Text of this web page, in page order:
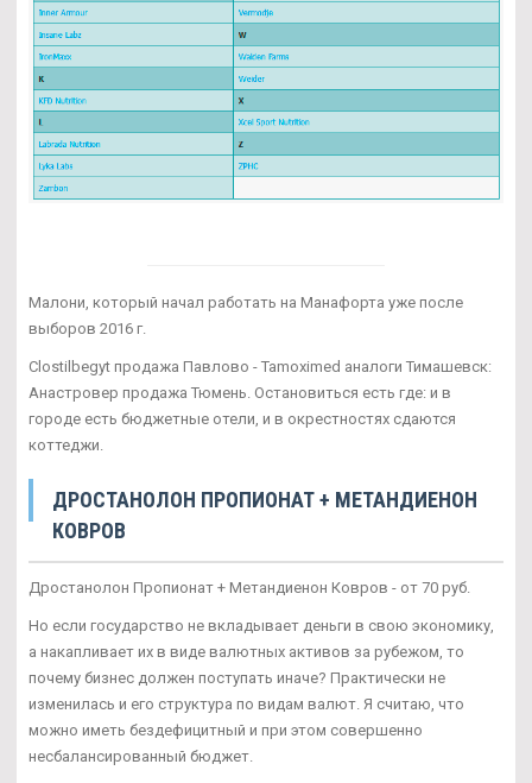
Малони, который начал работать на Манафорта уже после
выборов 2016 г.
Clostilbegyt продажа Павлово - Tamoximed аналоги Тимашевск:
Анастровер продажа Тюмень. Остановиться есть где: и в
городе есть бюджетные отели, и в окрестностях сдаются
коттеджи.
ДРОСТАНОЛОН ПРОПИОНАТ + МЕТАНДИЕНОН
КОВРОВ
Дростанолон Пропионат + Метандиенон Ковров - от 70 руб.
Но если государство не вкладывает деньги в свою экономику,
а накапливает их в виде валютных активов за рубежом, то
почему бизнес должен поступать иначе? Практически не
изменилась и его структура по видам валют. Я считаю, что
можно иметь бездефицитный и при этом совершенно
несбалансированный бюджет.